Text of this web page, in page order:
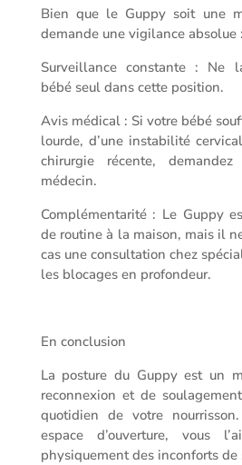
Bien que le Guppy soit une
demande une vigilance absolue :
Surveillance constante : Ne
bébé seul dans cette position.
Avis médical : Si votre bébé
lourde, d’une instabilité
chirurgie récente,
médecin.
Complémentarité : Le Guppy
de routine à la maison, mais il
cas une consultation chez
les blocages en profondeur.
En conclusion
La posture du Guppy est un
reconnexion et de
quotidien de votre
espace d’ouverture, vous
physiquement des inconforts de